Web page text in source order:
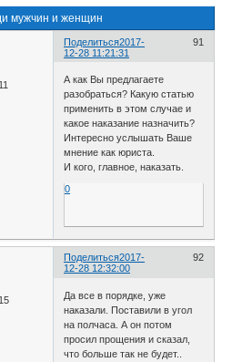
мужчин и женщин
Поделиться 91
2017-
12-28 11:21:31
А как Вы предлагаете
разобраться? Какую статью
применить в этом случае и
какое наказание назначить?
Интересно услышать Ваше
мнение как юриста.
И кого, главное, наказать.
0
Поделиться 92
2017-
12-28 12:32:00
Да все в порядке, уже
наказали. Поставили в угол
на полчаса. А он потом
просил прощения и сказал,
что больше так не будет..